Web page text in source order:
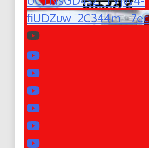
fiUDZuw_2C344m_-7ec